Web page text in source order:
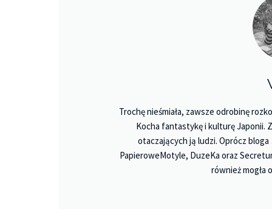
Trochę nieśmiała, zawsze odrobinę
Kocha fantastykę i kulturę Japonii.
otaczających ją ludzi. Oprócz bloga
PapieroweMotyle, DuzeKa oraz
również mogła